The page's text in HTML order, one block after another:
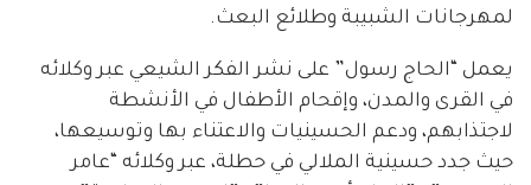
لمهرجانات الشبيبة وطلائع البعث.
يعمل “الحاج رسول” على نشر الفكر الشيعي عبر وكلائه
في القرى والمدن، وإقحام الأطفال في الأنشطة
لاجتذابهم، ودعم الحسينيات والاعتناء بها وتوسيعها،
حيث جدد حسينية الملالي في حطلة، عبر وكلائه “عامر